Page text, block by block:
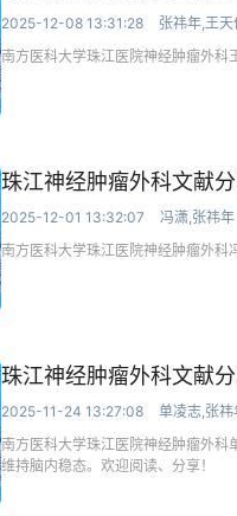
2025-12-08 13:31:28
张祎年,王天
南方医科大学珠江医院神经肿瘤外科
珠江神经肿瘤外科文献
2025-12-01 13:32:07
冯潇,张祎年
南方医科大学珠江医院神经肿瘤外科
珠江神经肿瘤外科文献
2025-11-24 13:27:08
单凌志,张祎
南方医科大学珠江医院神经肿瘤外
维持脑内稳态。欢迎阅读、分享！